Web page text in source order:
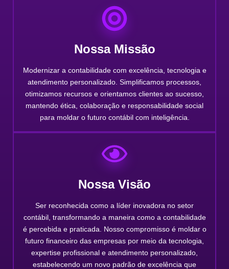
Nossa Missão
Modernizar a contabilidade com excelência, tecnologia e
atendimento personalizado. Simplificamos processos,
otimizamos recursos e orientamos clientes ao sucesso,
mantendo ética, colaboração e responsabilidade social
para moldar o futuro contábil com inteligência.
Nossa Visão
Ser reconhecida como a líder inovadora no setor
contábil, transformando a maneira como a contabilidade
é percebida e praticada. Nosso compromisso é moldar o
futuro financeiro das empresas por meio da tecnologia,
expertise profissional e atendimento personalizado,
estabelecendo um novo padrão de excelência que